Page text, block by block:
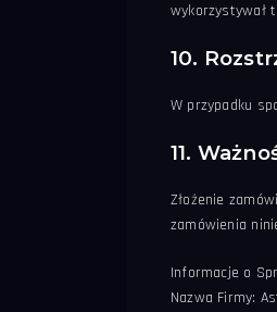
wykorzystywał
10.
W przypadku
11.
Złożenie
zamówienia
Informacje o
Nazwa Firmy: